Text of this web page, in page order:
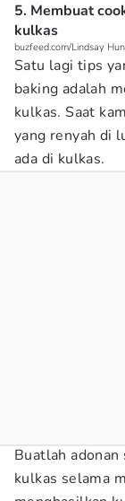
5. Membuat
kulkas
buzfeed.com/Lindsay
Satu lagi tips
baking adalah
kulkas. Saat
yang renyah di
ada di kulkas.
Buatlah
kulkas selama